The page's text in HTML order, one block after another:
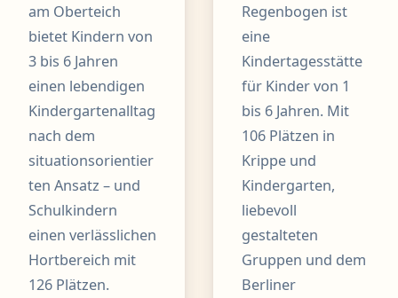
am Oberteich
bietet Kindern von
3 bis 6 Jahren
einen lebendigen
Kindergartenalltag
nach dem
situationsorientier
ten Ansatz – und
Schulkindern
einen verlässlichen
Hortbereich mit
126 Plätzen.
Regenbogen ist
eine
Kindertagesstätte
für Kinder von 1
bis 6 Jahren. Mit
106 Plätzen in
Krippe und
Kindergarten,
liebevoll
gestalteten
Gruppen und dem
Berliner